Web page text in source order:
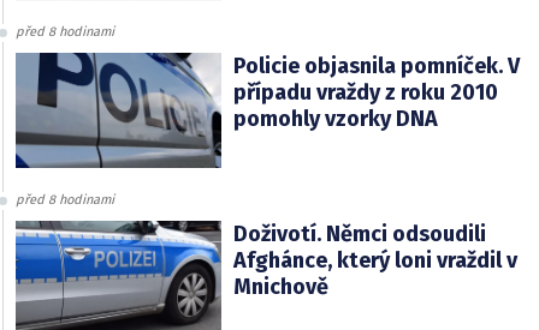
před 8 hodinami
Policie objasnila pomníček. V
případu vraždy z roku 2010
pomohly vzorky DNA
před 8 hodinami
Doživotí. Němci odsoudili
Afghánce, který loni vraždil v
Mnichově